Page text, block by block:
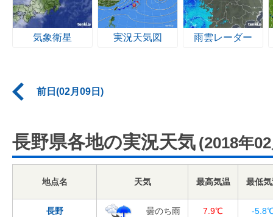
気象衛星 実況天気図 雨雲レーダー
前日(02月09日)
長野県各地の実況天気 (2018年
地点名 天気 最高気温 最低
長野 曇のち雨 7.9℃ -